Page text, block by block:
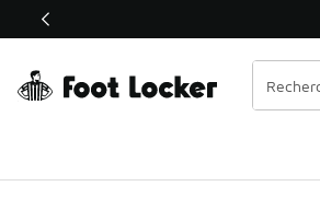
Ce lien ouvrira une nouvelle fenêtre